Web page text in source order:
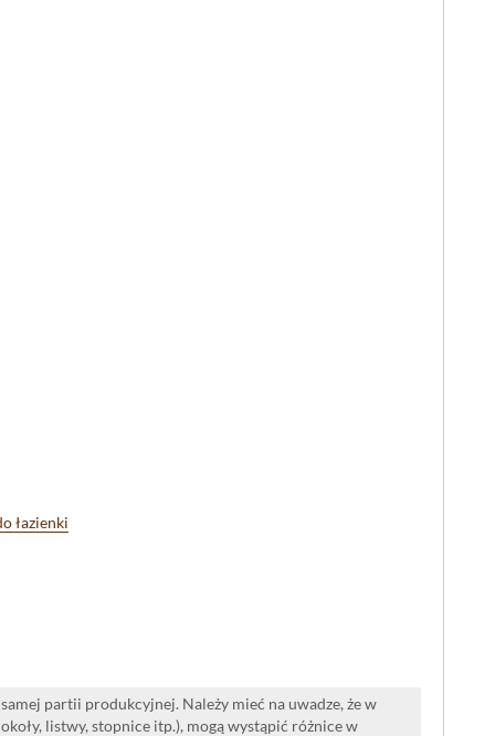
łazienki
partii produkcyjnej. Należy mieć na uwadze, że w
listwy, stopnice itp.), mogą wystąpić różnice w